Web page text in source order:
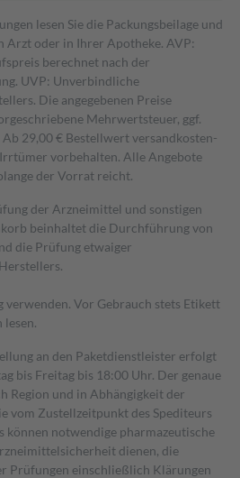
lesen Sie die Packungsbeilage und
Arzt oder in Ihrer Apotheke. AVP:
berechnet nach der
UVP: Unverbindliche
Die angegebenen Preise
Mehrwertsteuer, ggf.
Ab 29,00 € Bestell­wert versand­kosten­
vorbehalten. Alle Angebote
der Vorrat reicht.
der Arzneimittel und sonstigen
beinhaltet die Durchführung von
die Prüfung etwaiger
verwenden. Vor Gebrauch stets Etikett
an den Paketdienstleister erfolgt
bis Freitag bis 18:00 Uhr. Der genaue
Region und in Abhängigkeit der
vom Zustellzeitpunkt des Spediteurs
können notwendige pharmazeutische
dienen, die
Prüfungen einschließlich Klärungen